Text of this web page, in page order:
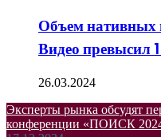
Объем нативных
Видео превысил
26.03.2024
Эксперты рынка обсудят
конференции «ПОИСК